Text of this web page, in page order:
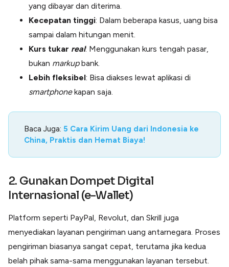
yang dibayar dan diterima.
Kecepatan tinggi: Dalam beberapa kasus, uang bisa
sampai dalam hitungan menit.
Kurs tukar real: Menggunakan kurs tengah pasar,
bukan markupbank.
Lebih fleksibel: Bisa diakses lewat aplikasi di
smartphonekapan saja.
Baca Juga: 5 Cara Kirim Uang dari Indonesia ke
China, Praktis dan Hemat Biaya!
2. Gunakan Dompet Digital
Internasional (e-Wallet)
Platform seperti PayPal, Revolut, dan Skrill juga
menyediakan layanan pengiriman uang antarnegara. Proses
pengiriman biasanya sangat cepat, terutama jika kedua
belah pihak sama-sama menggunakan layanan tersebut.